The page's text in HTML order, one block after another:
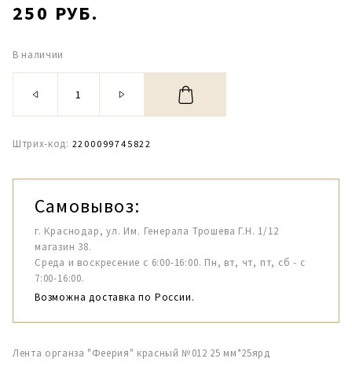
250 РУБ.
В наличии
Штрих-код: 2200099745822
Самовывоз:
г. Краснодар, ул. Им. Генерала Трошева Г.Н. 1/12
магазин 38.
Среда и воскресение с 6:00-16:00. Пн, вт, чт, пт, сб - с
7:00-16:00.
Возможна доставка по России.
Лента органза "Феерия" красный №012 25 мм*25ярд